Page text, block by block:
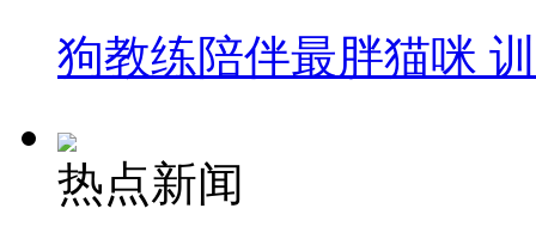
狗教练陪伴最胖猫咪
热点新闻